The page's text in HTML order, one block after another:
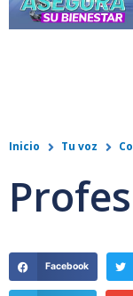
Inicio Tu voz
Facebook